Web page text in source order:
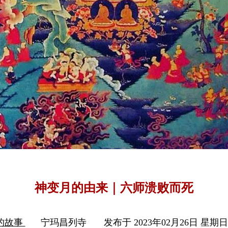
神变月的由来｜六师溃败而死
故事 宁玛昌列寺 发布于 2023年02月26日 星期